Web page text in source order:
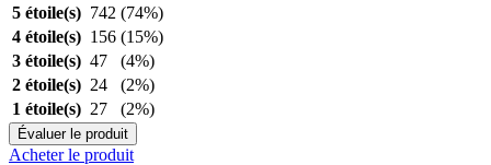
5 étoile(s) 742 (74%)
4 étoile(s) 156 (15%)
3 étoile(s) 47
(4%)
2 étoile(s) 24
(2%)
1 étoile(s) 27 (2%)
Évaluer le produit
Acheter le produit